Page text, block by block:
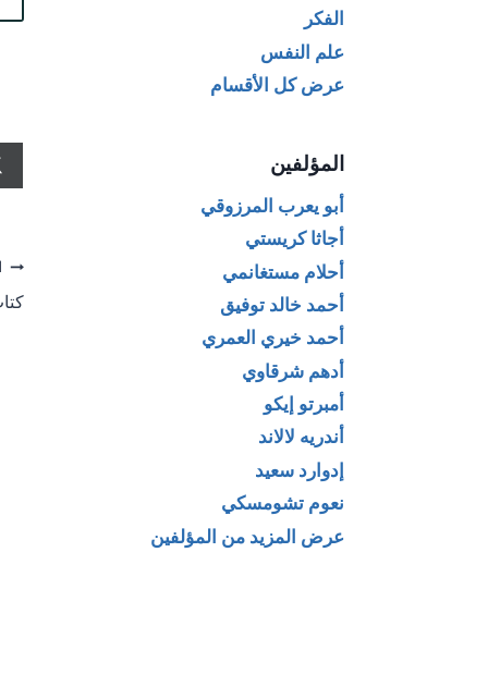
الفكر
علم النفس
عرض كل الأقسام
المؤلفين
أبو يعرب المرزوقي
أجاثا كريستي
أحلام مستغانمي
أحمد خالد توفيق
أحمد خيري العمري
أدهم شرقاوي
أمبرتو إيكو
أندريه لالاند
إدوارد سعيد
نعوم تشومسكي
عرض المزيد من المؤلفين